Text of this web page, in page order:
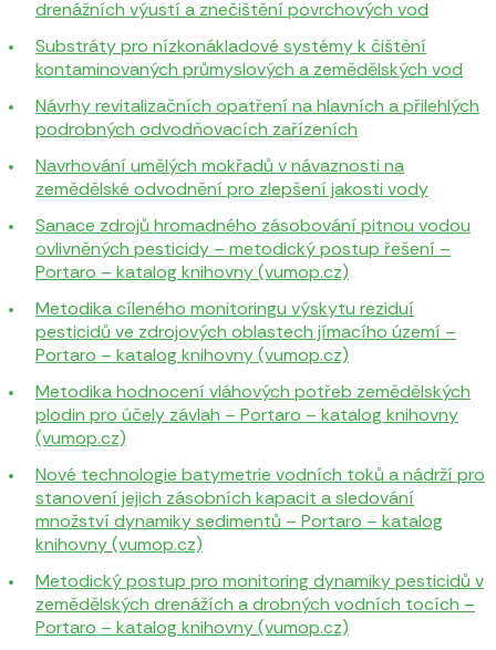
drenážních výustí a znečištění povrchových vod
Substráty pro nízkonákladové systémy k čištění
kontaminovaných průmyslových a zemědělských vod
Návrhy revitalizačních opatření na hlavních a přilehlých
podrobných odvodňovacích zařízeních
Navrhování umělých mokřadů v návaznosti na
zemědělské odvodnění pro zlepšení jakosti vody
Sanace zdrojů hromadného zásobování pitnou vodou
ovlivněných pesticidy – metodický postup řešení –
Portaro – katalog knihovny (vumop.cz)
Metodika cíleného monitoringu výskytu reziduí
pesticidů ve zdrojových oblastech jímacího území –
Portaro – katalog knihovny (vumop.cz)
Metodika hodnocení vláhových potřeb zemědělských
plodin pro účely závlah – Portaro – katalog knihovny
(vumop.cz)
Nové technologie batymetrie vodních toků a nádrží pro
stanovení jejich zásobních kapacit a sledování
množství dynamiky sedimentů – Portaro – katalog
knihovny (vumop.cz)
Metodický postup pro monitoring dynamiky pesticidů v
zemědělských drenážích a drobných vodních tocích –
Portaro – katalog knihovny (vumop.cz)